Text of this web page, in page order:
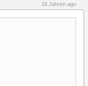
16 Jahren ago